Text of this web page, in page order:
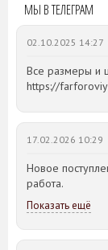
МЫ В ТЕЛЕГРАМ
02.10.2025 14:27
Все размеры и
https://
17.02.2026 10:29
Новое
работа.
Показать ещё